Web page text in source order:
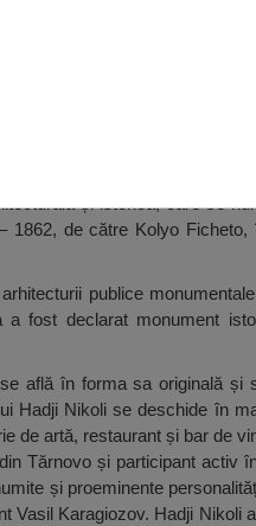
și istorică, care se
1862, de către Kolyo
publice
a fost declarat monument
află în forma sa originală și
Hadji Nikoli se deschide în
de artă, restaurant și bar de
Tărnovo și participant activ
și proeminente
Vasil Karagiozov. Hadji Nikoli